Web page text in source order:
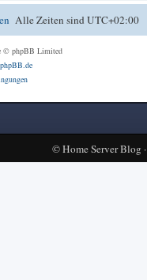
Alle Zeiten sindUTC+02:00
© phpBB Limited
phpBB.de
©Home Server Blog